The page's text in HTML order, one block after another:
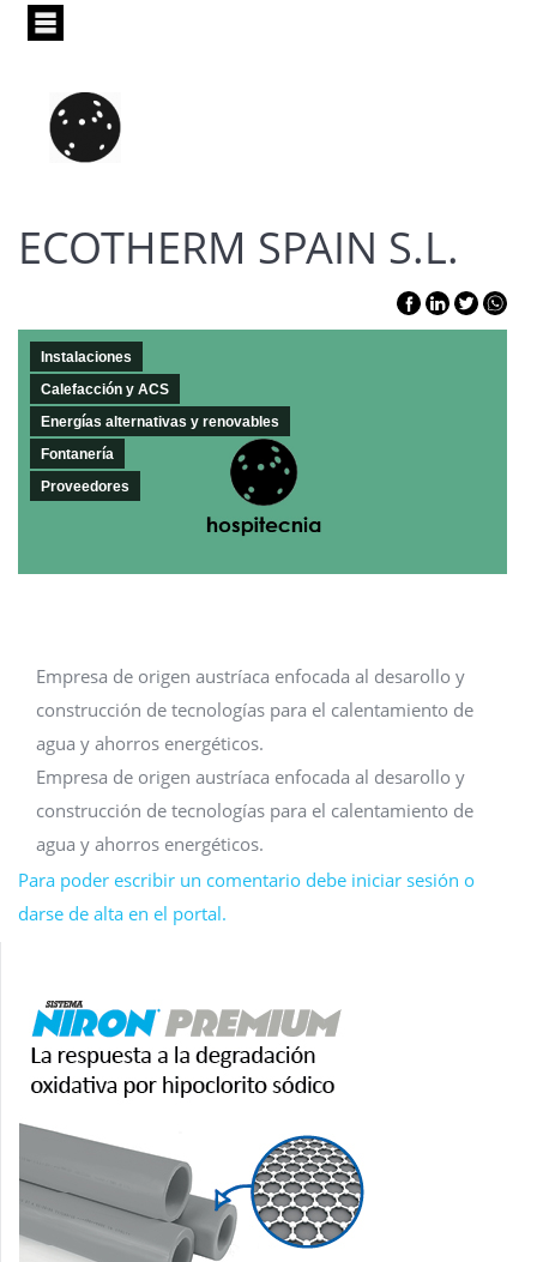
Pasar
principal
ECOTHERM SPAIN S.L.
Instalaciones
Calefacción y ACS
Energías alternativas y renovables
Fontanería
Proveedores
Empresa de origen austríaca enfocada al desarollo y
construcción de tecnologías para el calentamiento de
agua y ahorros energéticos.
Empresa de origen austríaca enfocada al desarollo y
construcción de tecnologías para el calentamiento de
agua y ahorros energéticos.
Para poder escribir un comentario debe iniciar sesión o
darse de alta en el portal.